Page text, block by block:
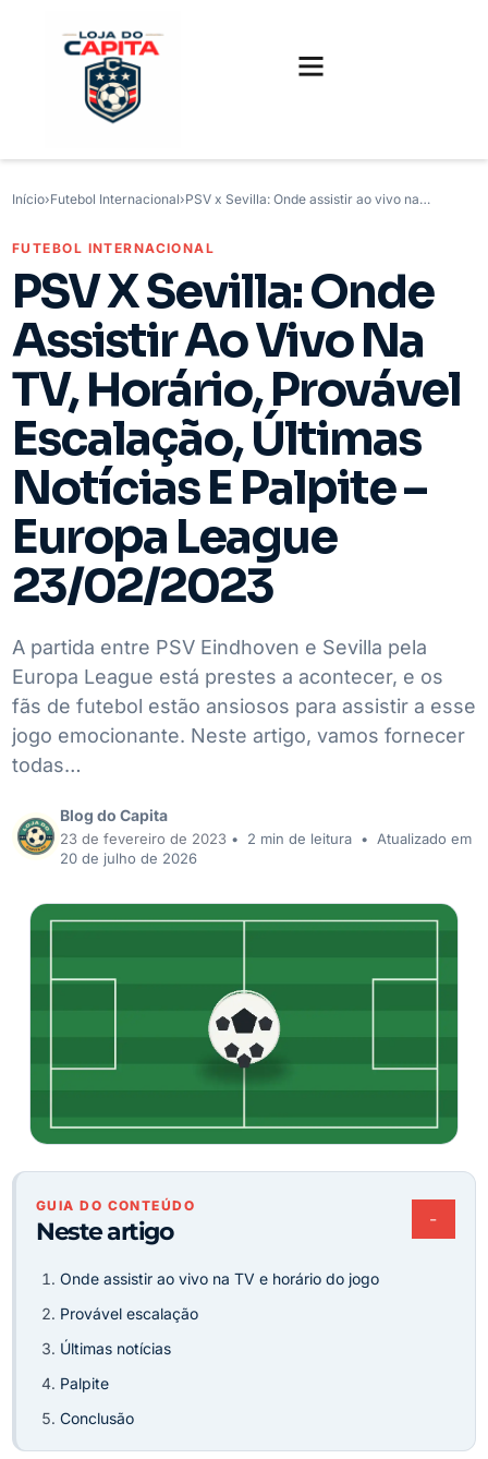
Início›Futebol Internacional›PSV x Sevilla: Onde assistir ao vivo na…
FUTEBOL INTERNACIONAL
PSV X Sevilla: Onde
Assistir Ao Vivo Na
TV, Horário, Provável
Escalação, Últimas
Notícias E Palpite –
Europa League
23/02/2023
A partida entre PSV Eindhoven e Sevilla pela
Europa League está prestes a acontecer, e os
fãs de futebol estão ansiosos para assistir a esse
jogo emocionante. Neste artigo, vamos fornecer
todas…
Blog do Capita
23 de fevereiro de 2023 • 2 min de leitura •
Atualizado em
20 de julho de 2026
GUIA DO CONTEÚDO
Neste artigo −
Onde assistir ao vivo na TV e horário do jogo
Provável escalação
Últimas notícias
Palpite
Conclusão